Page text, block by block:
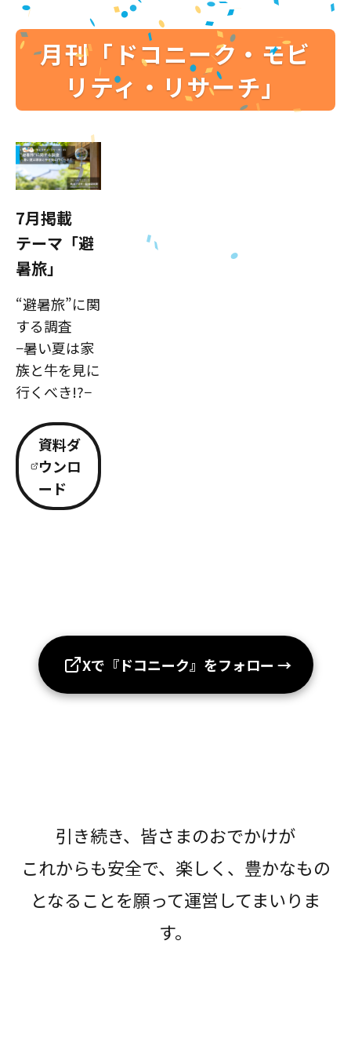
月刊「ドコニーク・モビ
リティ・リサーチ」
7月掲載
テーマ「避
暑旅」
“避暑旅”に関
する調査
−暑い夏は家
族と牛を見に
行くべき!?−
資料ダ
ウンロ
ード
Xで『ドコニーク』をフォロー →
引き続き、皆さまのおでかけが
これからも安全で、楽しく、豊かなもの
となることを願って運営してまいりま
す。